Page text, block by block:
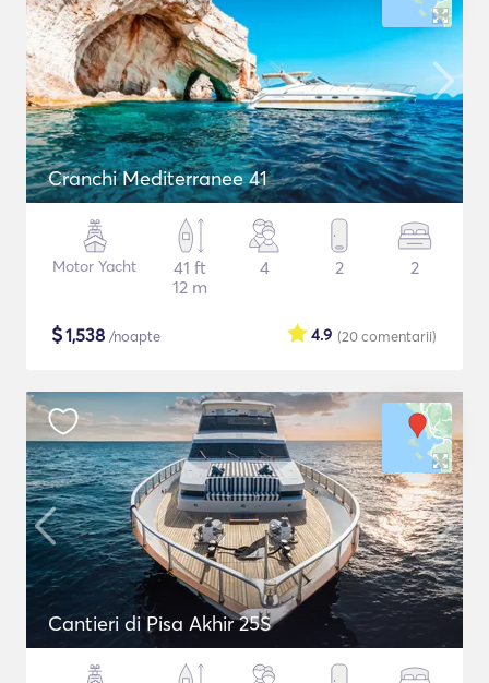
Cranchi Mediterranee 41
Motor Yacht
41 ft
12 m
4 2 2
$1,538 /noapte (20comentarii)
4.9
Cantieri di Pisa Akhir 25S